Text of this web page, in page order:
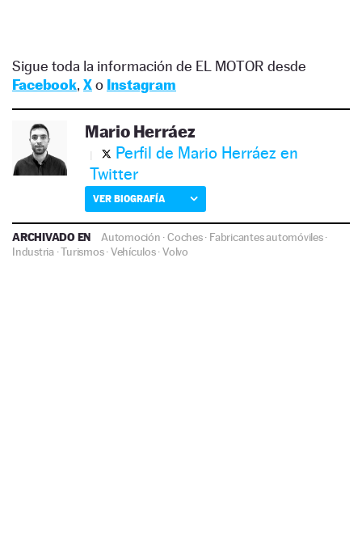
Sigue toda la información de EL MOTOR desde
Facebook, Xo Instagram
Mario Herráez
Perfil de Mario Herráez en
Twitter
VER BIOGRAFÍA
ARCHIVADO EN Automoción ·Coches· Fabricantes automóviles·
Industria·Turismos·Vehículos·Volvo